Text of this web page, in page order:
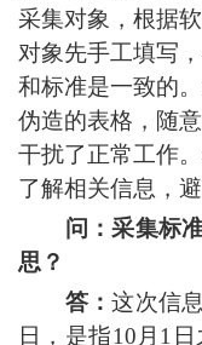
采集对象，根据
对象先手工填写
和标准是一致的
伪造的表格，随
干扰了正常工作
了解相关信息，
问：采集标
思？
答：这次信
日，是指10月1